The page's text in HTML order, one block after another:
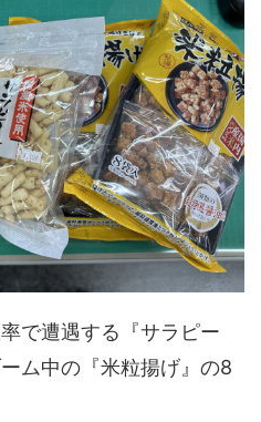
で遭遇する『サラピー
ム中の『米粒揚げ』の8